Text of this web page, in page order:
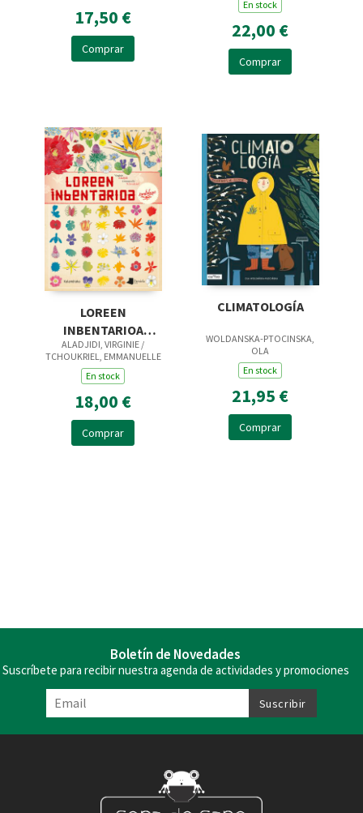
17,50 €
Comprar
En stock
22,00 €
Comprar
LOREEN
INBENTARIOA
IRUDIDUNA
ALADJIDI, VIRGINIE /
TCHOUKRIEL, EMMANUELLE
En stock
18,00 €
Comprar
CLIMATOLOGÍA
WOLDANSKA-PTOCINSKA,
OLA
En stock
21,95 €
Comprar
Boletín de Novedades
Suscríbete para recibir nuestra agenda de actividades y promociones